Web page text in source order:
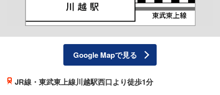
Google Mapで見る
JR線・東武東上線川越駅西口より徒歩1分